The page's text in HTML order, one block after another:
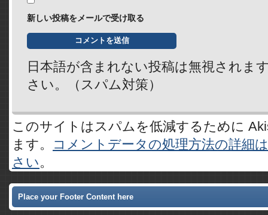
新しい投稿をメールで受け取る
日本語が含まれない投稿は無視されま
さい。（スパム対策）
このサイトはスパムを低減するために
ます。
コメントデータの処理方法の詳細
さい。
Place your Footer Content here